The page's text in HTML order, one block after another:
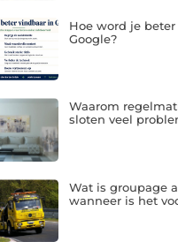
Hoe word je
Google?
Waarom
sloten veel
Wat is groupage
wanneer is het